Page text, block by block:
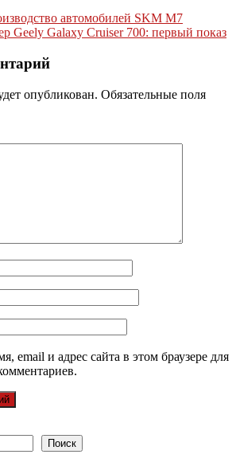
автомобилей SKM М7
Geely Galaxy Cruiser 700: первый показ
опубликован. Обязательные поля
email и адрес сайта в этом браузере для
Поиск